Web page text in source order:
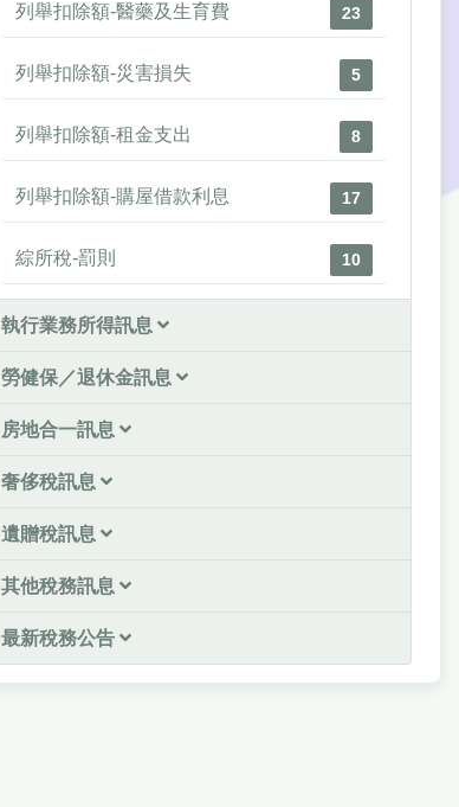
列舉扣除額-醫藥及生育費 23
列舉扣除額-災害損失 5
列舉扣除額-租金支出 8
列舉扣除額-購屋借款利息 17
綜所稅-罰則 10
執行業務所得訊息
勞健保／退休金訊息
房地合一訊息
奢侈稅訊息
遺贈稅訊息
其他稅務訊息
最新稅務公告